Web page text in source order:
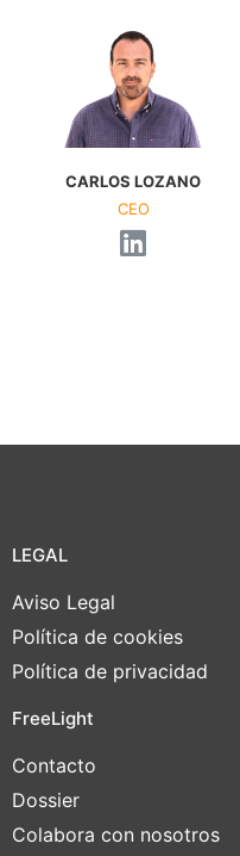
CARLOS LOZANO
CEO
LEGAL
Aviso Legal
Política de cookies
Política de privacidad
FreeLight
Contacto
Dossier
Colabora con nosotros